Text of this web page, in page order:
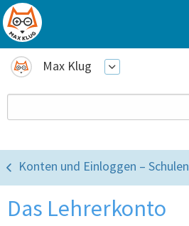
Max Klug
Konten und Einloggen – Schulen
Das Lehrerkonto